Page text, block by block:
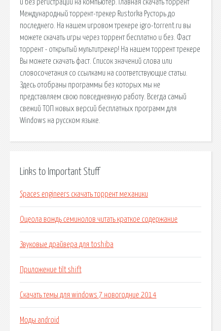
и без регистрации на компьютер. Главная скачать торрент
Международный торрент-трекер Rustorka Русторь до
последнего. На нашем игровом трекере igro-torrent.ru вы
можете скачать игры через торрент бесплатно и без. Фаст
торрент - открытый мультитрекер! На нашем торрент трекере
Вы можете скачать фаст. Список значений слова или
словосочетания со ссылками на соответствующие статьи.
Здесь отобраны программы без которых мы не
представляем свою повседневную работу. Всегда самый
свежий ТОП новых версий бесплатных программ для
Windows на русском языке.
Links to Important Stuff
Spaces engineers скачать торрент механики
Оцеола вождь семинолов читать краткое содержание
Звуковые драйвера для toshiba
Приложение tilt shift
Скачать темы для windows 7 новогодние 2014
Моды android